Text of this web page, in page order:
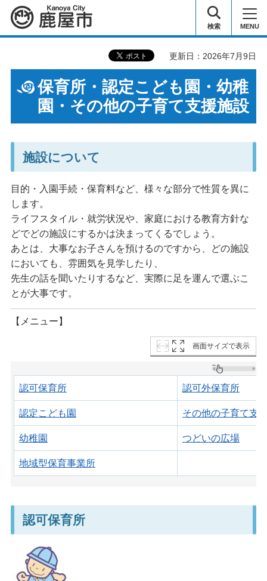
鹿屋市 検索 MENU
更新日：2026年7月9日
保育所・認定こども園・幼稚
園・その他の子育て支援施設
施設について
目的・入園手続・保育料など、様々な部分で性質を異に
します。
ライフスタイル・就労状況や、家庭における教育方針な
どでどの施設にするかは決まってくるでしょう。
あとは、大事なお子さんを預けるのですから、どの施設
においても、雰囲気を見学したり、
先生の話を聞いたりするなど、実際に足を運んで選ぶこ
とが大事です。
【メニュー】
画面サイズで表示
認可保育所 認可外保育所
認定こども園 その他の子育て支
幼稚園 つどいの広場
地域型保育事業所
認可保育所